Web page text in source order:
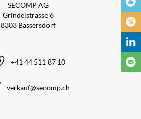
SECOMP AG
Grindelstrasse 6
8303 Bassersdorf
+41 44 511 87 10
verkauf@secomp.ch